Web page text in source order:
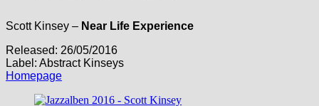
Scott Kinsey – Near Life Experience
Released: 26/05/2016
Label: Abstract Kinseys
Homepage